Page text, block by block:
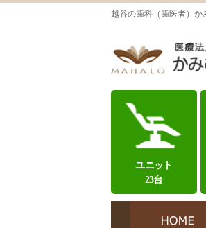
越谷の歯科（歯医者）か
ユニット
23台